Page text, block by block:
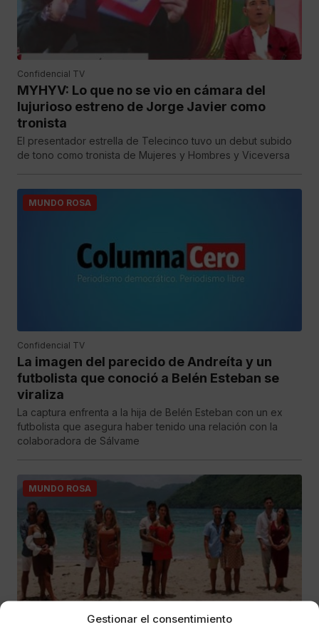
Gestionar el consentimiento
Confidencial TV
MYHYV: Lo que no se vio en cámara del
lujurioso estreno de Jorge Javier como
tronista
El presentador estrella de Telecinco tuvo un debut subido
de tono como tronista de Mujeres y Hombres y Viceversa
MUNDO ROSA
Confidencial TV
La imagen del parecido de Andreíta y un
futbolista que conoció a Belén Esteban se
viraliza
La captura enfrenta a la hija de Belén Esteban con un ex
futbolista que asegura haber tenido una relación con la
colaboradora de Sálvame
MUNDO ROSA